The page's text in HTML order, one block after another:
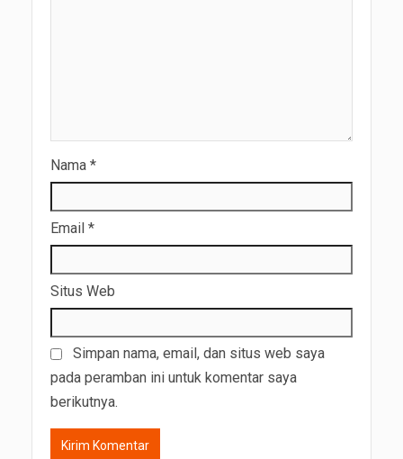
Nama *
Email *
Situs Web
Simpan nama, email, dan situs web saya
pada peramban ini untuk komentar saya
berikutnya.